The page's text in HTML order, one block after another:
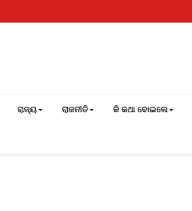
ରାଜ୍ୟ ରାଜନୀତି କି କଥା ବୋଇଲେ